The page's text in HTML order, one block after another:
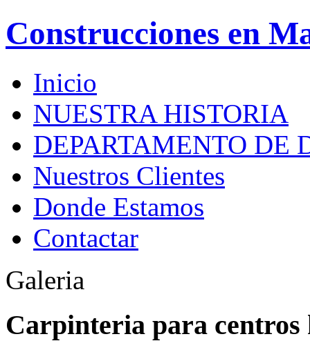
Construcciones en
Inicio
NUESTRA HISTORIA
DEPARTAMENTO DE
Nuestros Clientes
Donde Estamos
Contactar
Galeria
Carpinteria para